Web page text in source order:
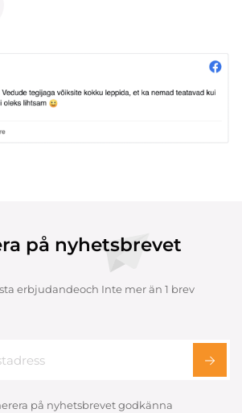
på nyhetsbrevet
erbjudandeoch Inte mer än 1 brev
på nyhetsbrevet godkänna